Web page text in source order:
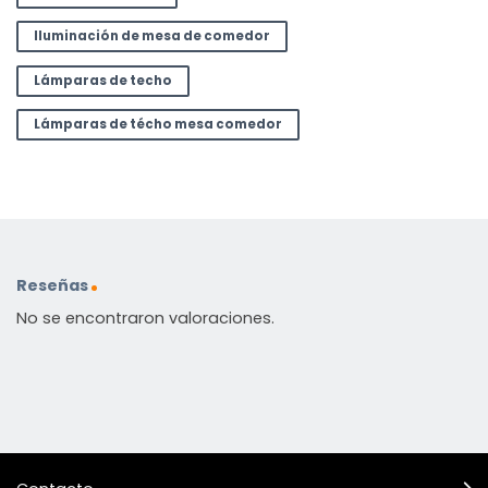
Iluminación de mesa de comedor
Lámparas de techo
Lámparas de técho mesa comedor
Reseñas
No se encontraron valoraciones.